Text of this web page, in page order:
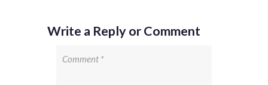
Write a Reply or Comment